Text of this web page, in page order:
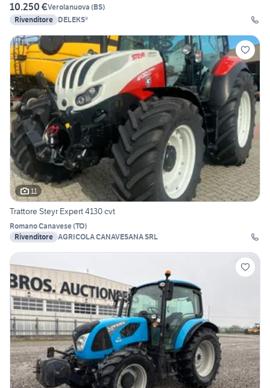
10.250 €Verolanuova (BS)
Rivenditore DELEKS®
11
Trattore Steyr Expert 4130 cvt
Romano Canavese(TO)
Rivenditore AGRICOLA CANAVESANA SRL